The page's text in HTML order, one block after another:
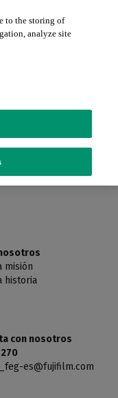
inicio.
misión
historia
con nosotros
es@fujifilm.com
to the storing of
analyze site